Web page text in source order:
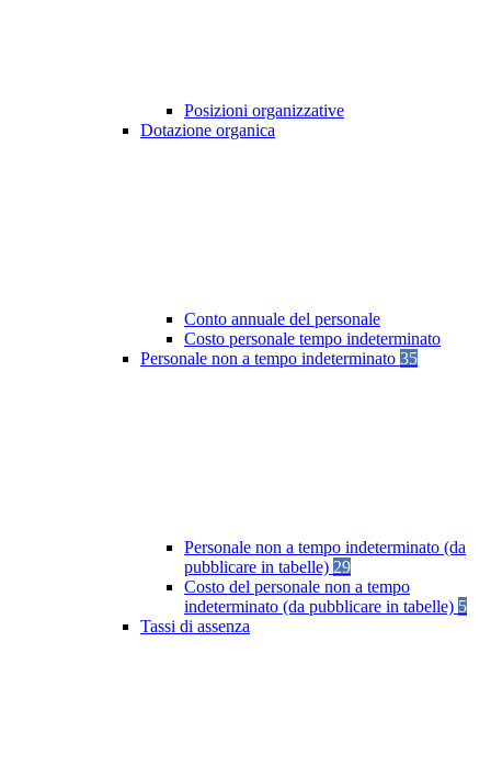
Posizioni organizzative
Dotazione organica
Conto annuale del personale
Costo personale tempo indeterminato
Personale non a tempo indeterminato 35
Personale non a tempo indeterminato (da
pubblicare in tabelle) 29
Costo del personale non a tempo
indeterminato (da pubblicare in tabelle) 5
Tassi di assenza